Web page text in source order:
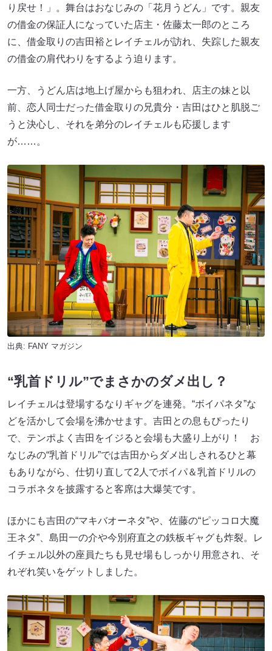
り戻せ！」。舞台はおなじみの「花月うどん」です。親友
の借金の保証人になっていた店主・佐藤太一郎のところ
に、借金取りの吉田裕とレイチェルが訪れ、失踪した親友
の借金の肩代わりをするよう迫ります。
一方、うどん店は地上げ屋からも狙われ、店主の妹と以
前、恋人同士だった借金取りの兄貴分・吉田はひと肌脱ご
うと決心し、それを弟分のレイチェルも応援します
が……。
出典: FANY マガジン
“乳首ドリル”でまさかのダメ出し？
レイチェルは登場するなりギャグを連発。“ボイパネタ”な
どを活かして会場を沸かせます。吉田との息もぴったり
で、テンポよく吉田をイジると会場も大盛り上がり！ お
なじみの“乳首ドリル”では吉田からダメ出しされるひと幕
もありながら、仕切り直して2人でボイパ＆乳首ドリルの
コラボネタを披露すると客席は大爆笑です。
ほかにも吉田の“マキバオーネタ”や、佐藤の“ピッコロ大魔
王ネタ”、島田一の介や今別府直之の鉄板ギャグも炸裂。レ
イチェル以外の座員たちも見せ場もしっかり用意され、そ
れぞれ笑いをゲットしました。